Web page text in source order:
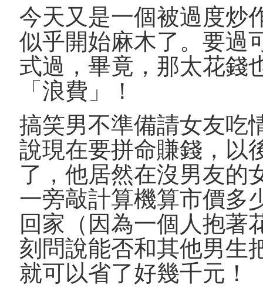
今天又是一個被過度炒
似乎開始麻木了。要過
式過，畢竟，那太花錢
「浪費」！
搞笑男不準備請女友吃
說現在要拼命賺錢，以
了，他居然在沒男友的
一旁敲計算機算市價多
回家（因為一個人抱著
刻問說能否和其他男生
就可以省了好幾千元！